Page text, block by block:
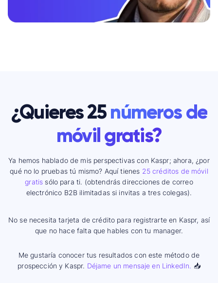
¿Quieres 25 números de
móvil gratis?
Ya hemos hablado de mis perspectivas con Kaspr; ahora, ¿por
qué no lo pruebas tú mismo? Aquí tienes 25 créditos de móvil
gratis sólo para ti. (obtendrás direcciones de correo
electrónico B2B ilimitadas si invitas a tres colegas).
No se necesita tarjeta de crédito para registrarte en Kaspr, así
que no hace falta que hables con tu manager.
Me gustaría conocer tus resultados con este método de
prospección y Kaspr. Déjame un mensaje en LinkedIn. 📥